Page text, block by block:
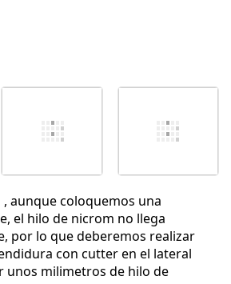
, aunque coloquemos una
el hilo de nicrom no llega
por lo que deberemos realizar
con cutter en el lateral
unos milimetros de hilo de